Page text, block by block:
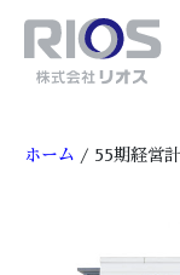
ホーム / 55期経営